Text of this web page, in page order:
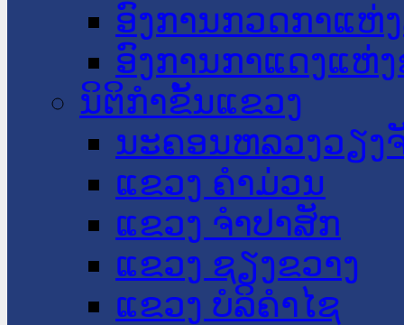
ອົງການກວດກາແຫ່
ອົງການກາແດງແຫ່
ນິຕິກໍາຂັ້ນແຂວງ
ນະ​ຄອນ​ຫລວງວຽງ
ແຂວງ ຄໍາມ່ວນ
ແຂວງ ຈໍາປາສັກ
ແຂວງ ຊຽງຂວາງ
ແຂວງ ບໍລິຄໍາໄຊ